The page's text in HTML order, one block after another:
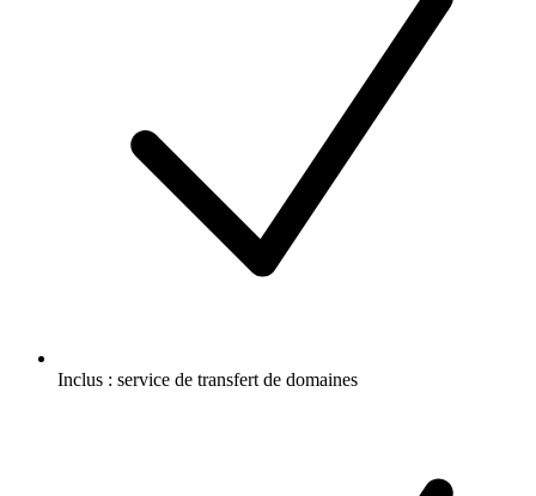
Inclus : service de transfert de domaines